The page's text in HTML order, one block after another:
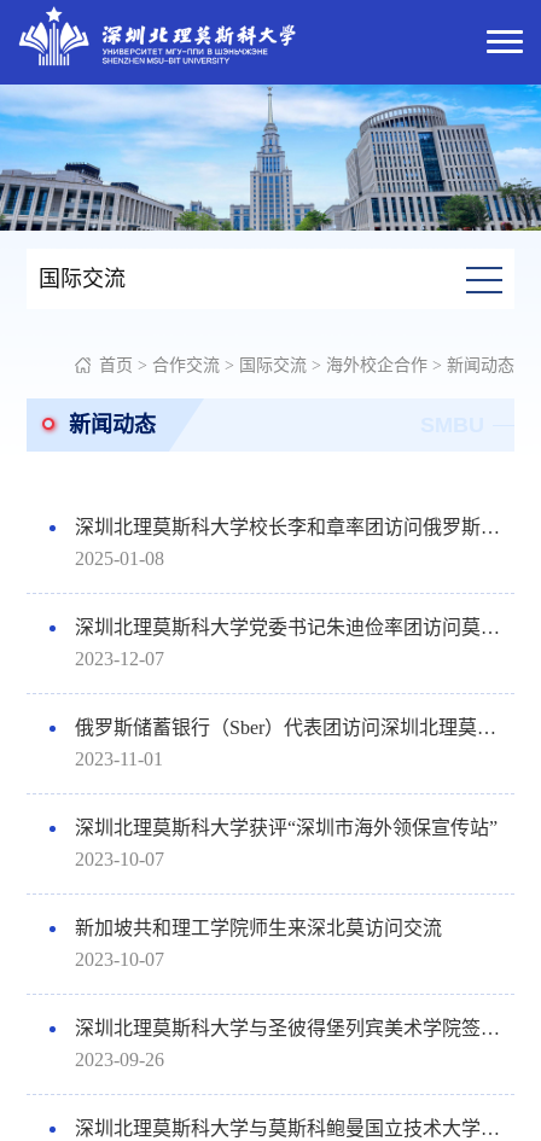
国际交流
首页 > 合作交流> 国际交流> 海外校企合作> 新闻动态
新闻动态
深圳北理莫斯科大学校长李和章率团访问俄罗斯、乌兹别克斯坦
2025-01-08
深圳北理莫斯科大学党委书记朱迪俭率团访问莫斯科大学及塞浦路斯、俄罗斯和乌兹别克斯坦知名高校
2023-12-07
俄罗斯储蓄银行（Sber）代表团访问深圳北理莫斯科大学
2023-11-01
深圳北理莫斯科大学获评“深圳市海外领保宣传站”
2023-10-07
新加坡共和理工学院师生来深北莫访问交流
2023-10-07
深圳北理莫斯科大学与圣彼得堡列宾美术学院签署谅解备忘录
2023-09-26
深圳北理莫斯科大学与莫斯科鲍曼国立技术大学签署合作备忘录